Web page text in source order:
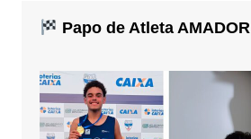
Papo de Atleta AMADOR